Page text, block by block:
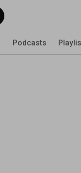
Podcasts